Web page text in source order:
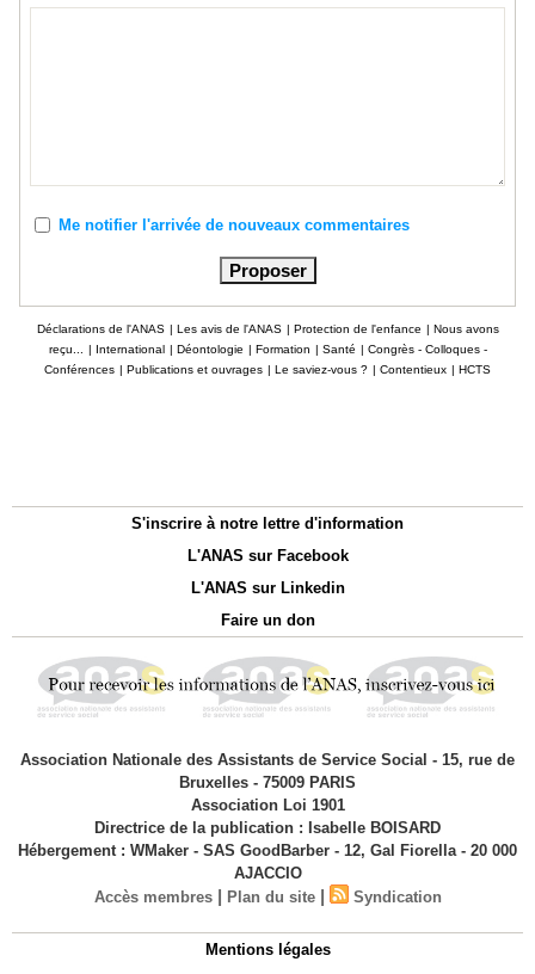
Me notifier l'arrivée de nouveaux commentaires
Déclarations de l'ANAS | Les avis de l'ANAS | Protection de l'enfance | Nous avons
reçu...
| International | Déontologie | Formation | Santé | Congrès - Colloques -
Conférences | Publications et ouvrages | Le saviez-vous ? | Contentieux | HCTS
S'inscrire à notre lettre d'information
L'ANAS sur Facebook
L'ANAS sur Linkedin
Faire un don
Association Nationale des Assistants de Service Social - 15, rue de
Bruxelles - 75009 PARIS
Association Loi 1901
Directrice de la publication : Isabelle BOISARD
Hébergement : WMaker - SAS GoodBarber - 12, Gal Fiorella - 20 000
AJACCIO
Accès membres | Plan du site | Syndication
Mentions légales